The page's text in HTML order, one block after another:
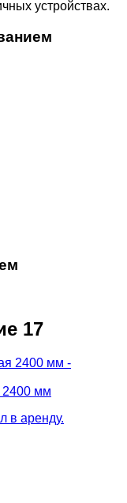
устройствах.
17
2400 мм
в аренду.